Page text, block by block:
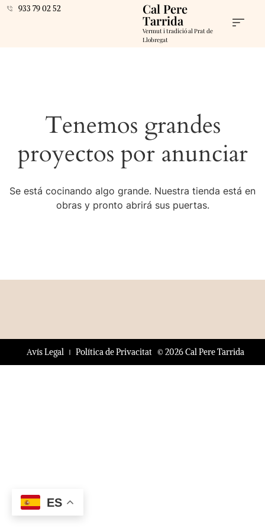
933 79 02 52 Cal Pere
Tarrida
Vermut i tradició al Prat de
Llobregat
Tenemos grandes
proyectos por anunciar
Se está cocinando algo grande. Nuestra tienda está en
obras y pronto abrirá sus puertas.
© 2026 Cal Pere Tarrida
Avís Legal Política de Privacitat
ES